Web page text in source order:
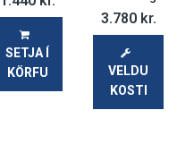
SETJA Í
KÖRFU
3.780 kr.
VELDU
KOSTI